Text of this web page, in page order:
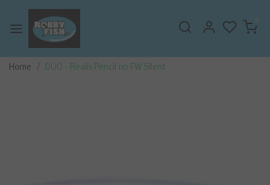
0
Home DUO - Realis Pencil 110 FW Silent